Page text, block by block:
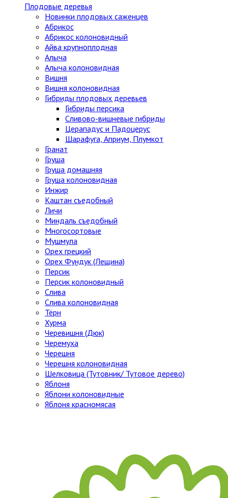
Плодовые деревья
Новинки плодовых саженцев
Абрикос
Абрикос колоновидный
Айва крупноплодная
Алыча
Алыча колоновидная
Вишня
Вишня колоновидная
Гибриды плодовых деревьев
Гибриды персика
Сливово-вишневые гибриды
Церападус и Падоцерус
Шарафуга, Априум, Плумкот
Гранат
Груша
Груша домашняя
Груша колоновидная
Инжир
Каштан съедобный
Личи
Миндаль съедобный
Многосортовые
Мушмула
Орех грецкий
Орех Фундук (Лещина)
Персик
Персик колоновидный
Слива
Слива колоновидная
Тёрн
Хурма
Черевишня (Дюк)
Черемуха
Черешня
Черешня колоновидная
Шелковица (Тутовник/ Тутовое дерево)
Яблоня
Яблони колоновидные
Яблоня красномясая